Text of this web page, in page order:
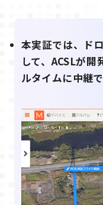
本実証では、ド
して、ACSLが
ルタイムに中継